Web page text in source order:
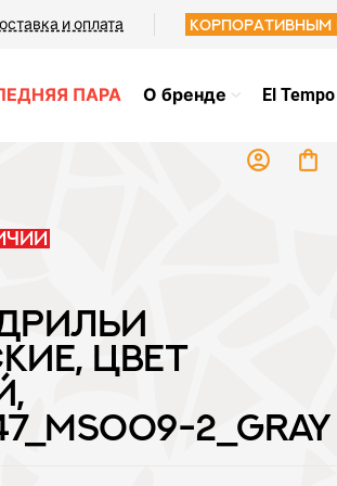
и оплата Корпоративным
ПАРА О бренде El
account_circle shopping_bag
ЦВЕТ
2_GRAY